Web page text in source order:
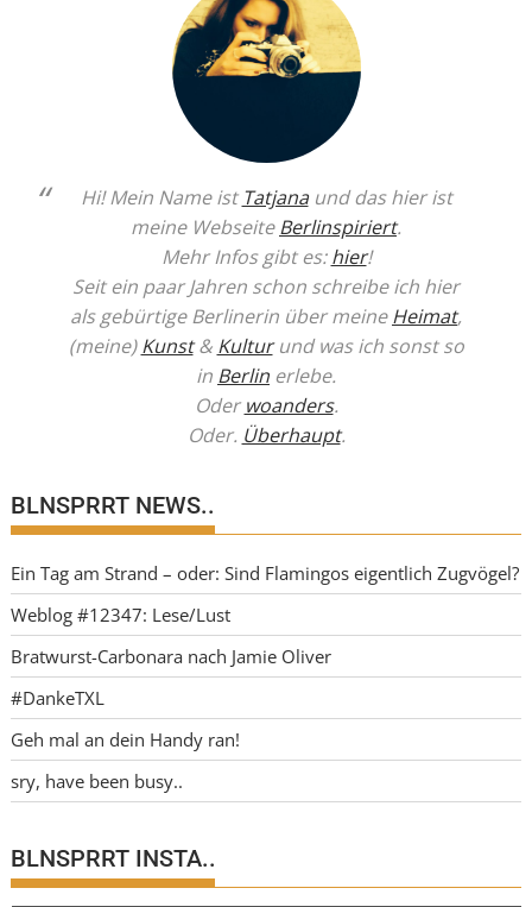
Hi! Mein Name ist Tatjanaund das hier ist
meine WebseiteBerlinspiriert.
Mehr Infos gibt es:hier!
Seit ein paar Jahren schon schreibe ich hier
als gebürtige Berlinerin über meineHeimat,
(meine)Kunst& Kulturund was ich sonst so
in Berlin erlebe.
Oderwoanders.
Oder. Überhaupt.
BLNSPRRT NEWS..
Ein Tag am Strand – oder: Sind Flamingos eigentlich Zugvögel?
Weblog #12347: Lese/Lust
Bratwurst-Carbonara nach Jamie Oliver
#DankeTXL
Geh mal an dein Handy ran!
sry, have been busy..
BLNSPRRT INSTA..